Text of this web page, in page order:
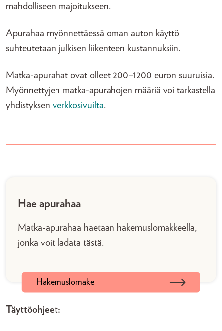
mahdolliseen majoitukseen.
Apurahaa myönnettäessä oman auton käyttö
suhteutetaan julkisen liikenteen kustannuksiin.
Matka-apurahat ovat olleet 200–1200 euron suuruisia.
Myönnettyjen matka-apurahojen määriä voi tarkastella
yhdistyksen verkkosivuilta.
Hae apurahaa
Matka-apurahaa haetaan hakemuslomakkeella,
jonka voit ladata tästä.
Hakemuslomake
Täyttöohjeet: